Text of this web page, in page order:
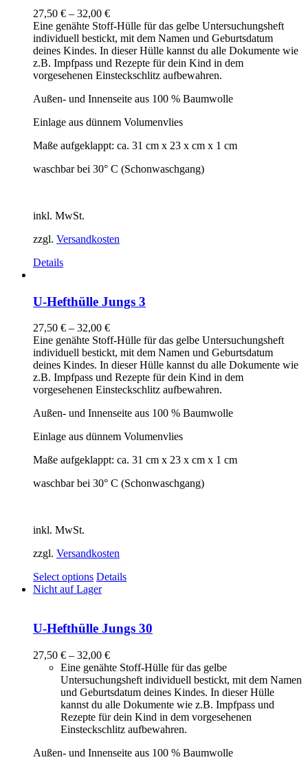
27,50 € – 32,00 €
Eine genähte Stoff-Hülle für das gelbe Untersuchungsheft
individuell bestickt, mit dem Namen und Geburtsdatum
deines Kindes. In dieser Hülle kannst du alle Dokumente wie
z.B. Impfpass und Rezepte für dein Kind in dem
vorgesehenen Einsteckschlitz aufbewahren.
Außen- und Innenseite aus 100 % Baumwolle
Einlage aus dünnem Volumenvlies
Maße aufgeklappt: ca. 31 cm x 23 x cm x 1 cm
waschbar bei 30° C (Schonwaschgang)
inkl. MwSt.
zzgl. Versandkosten
Details
U-Hefthülle Jungs 3
27,50 € – 32,00 €
Eine genähte Stoff-Hülle für das gelbe Untersuchungsheft
individuell bestickt, mit dem Namen und Geburtsdatum
deines Kindes. In dieser Hülle kannst du alle Dokumente wie
z.B. Impfpass und Rezepte für dein Kind in dem
vorgesehenen Einsteckschlitz aufbewahren.
Außen- und Innenseite aus 100 % Baumwolle
Einlage aus dünnem Volumenvlies
Maße aufgeklappt: ca. 31 cm x 23 x cm x 1 cm
waschbar bei 30° C (Schonwaschgang)
inkl. MwSt.
zzgl. Versandkosten
Select options Details
Nicht auf Lager
U-Hefthülle Jungs 30
27,50 € – 32,00 €
Eine genähte Stoff-Hülle für das gelbe
Untersuchungsheft individuell bestickt, mit dem Namen
und Geburtsdatum deines Kindes. In dieser Hülle
kannst du alle Dokumente wie z.B. Impfpass und
Rezepte für dein Kind in dem vorgesehenen
Einsteckschlitz aufbewahren.
Außen- und Innenseite aus 100 % Baumwolle